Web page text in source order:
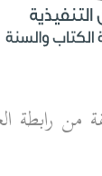
من رابطة